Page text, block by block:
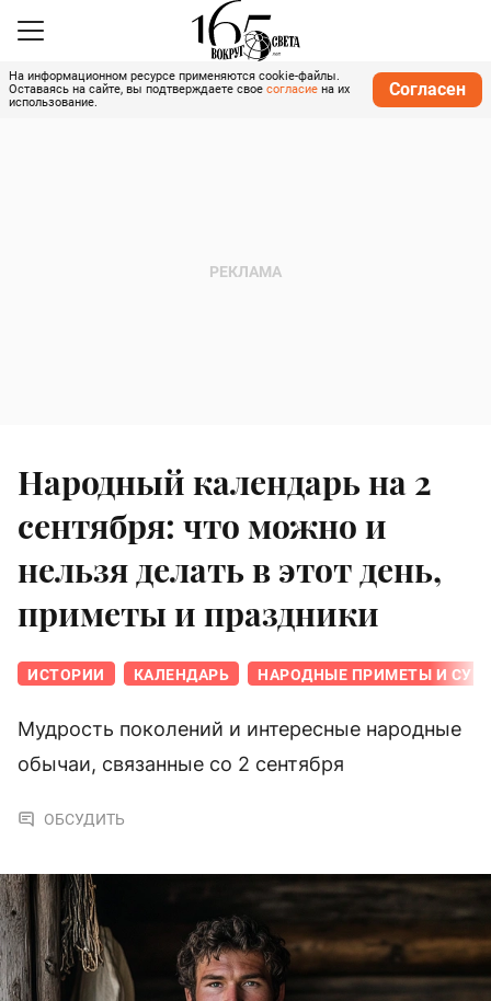
На информационном ресурсе применяются cookie-файлы.
Оставаясь на сайте, вы подтверждаете свое согласие на их
использование.
Согласен
Народный календарь на 2
сентября: что можно и
нельзя делать в этот день,
приметы и праздники
ИСТОРИИ КАЛЕНДАРЬ НАРОДНЫЕ ПРИМЕТЫ И
Мудрость поколений и интересные народные
обычаи, связанные со 2 сентября
ОБСУДИТЬ